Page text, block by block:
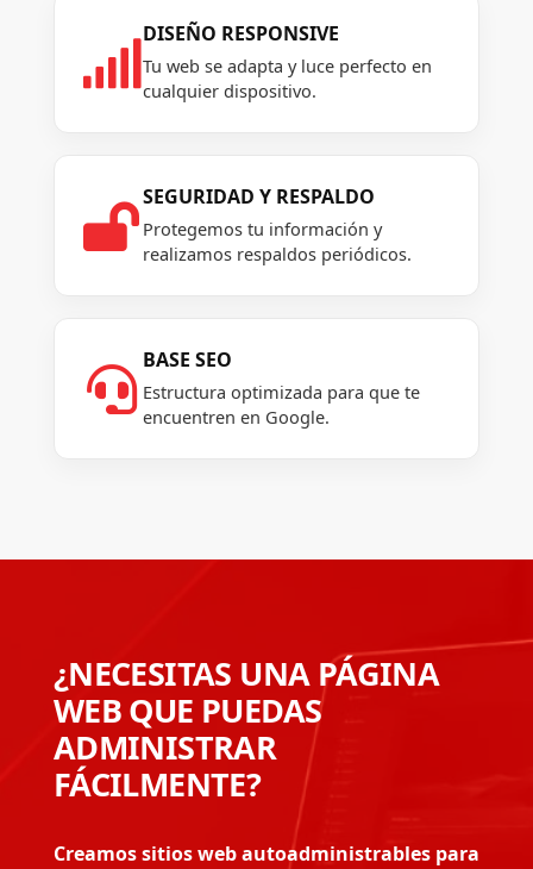

DISEÑO RESPONSIVE
Tu web se adapta y luce perfecto en
cualquier dispositivo.

SEGURIDAD Y RESPALDO
Protegemos tu información y
realizamos respaldos periódicos.

BASE SEO
Estructura optimizada para que te
encuentren en Google.
¿NECESITAS UNA PÁGINA
WEB QUE PUEDAS
ADMINISTRAR
FÁCILMENTE?
Creamos sitios web autoadministrables para